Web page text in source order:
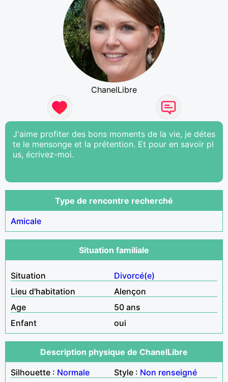
ChanelLibre
J'aime profiter des bons moments de la vie, je détes
te le mensonge et la prétention. Et pour en savoir pl
us, écrivez-moi.
Type de rencontre recherché
Amicale
Situation familiale
Situation
Divorcé(e)
Lieu d'habitation
Alençon
Age
50 ans
Enfant
oui
Description physique de ChanelLibre
Silhouette : Normale Style : Non renseigné